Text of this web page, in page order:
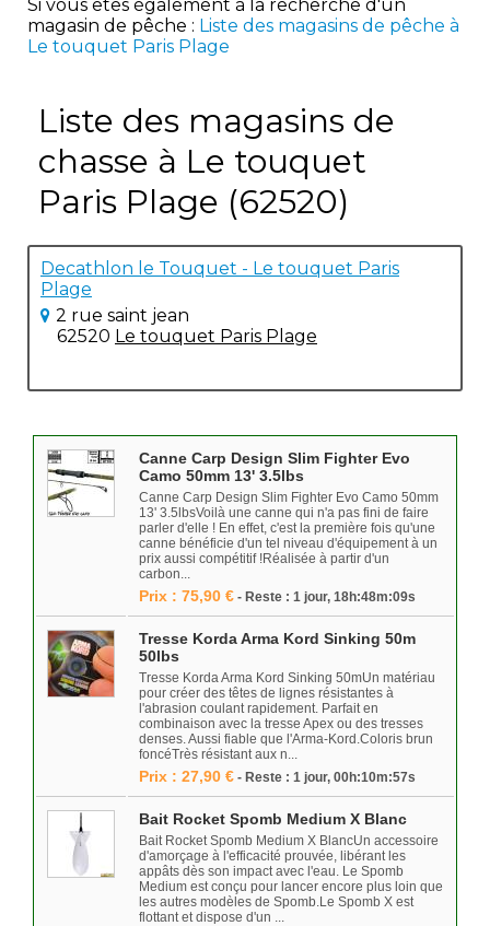
Si vous êtes également à la recherche d'un
magasin de pêche : Liste des magasins de pêche à
Le touquet Paris Plage
Liste des magasins de
chasse à Le touquet
Paris Plage (62520)
Decathlon le Touquet - Le touquet Paris
Plage
2 rue saint jean
62520 Le touquet Paris Plage
Canne Carp Design Slim Fighter Evo
Camo 50mm 13' 3.5lbs
Canne Carp Design Slim Fighter Evo Camo 50mm
13' 3.5lbsVoilà une canne qui n'a pas fini de faire
parler d'elle ! En effet, c'est la première fois qu'une
canne bénéficie d'un tel niveau d'équipement à un
prix aussi compétitif !Réalisée à partir d'un
carbon...
Prix : 75,90 € - Reste : 1 jour, 18h:48m:09s
Tresse Korda Arma Kord Sinking 50m
50lbs
Tresse Korda Arma Kord Sinking 50mUn matériau
pour créer des têtes de lignes résistantes à
l'abrasion coulant rapidement. Parfait en
combinaison avec la tresse Apex ou des tresses
denses. Aussi fiable que l'Arma-Kord.Coloris brun
foncéTrès résistant aux n...
Prix : 27,90 € - Reste : 1 jour, 00h:10m:57s
Bait Rocket Spomb Medium X Blanc
Bait Rocket Spomb Medium X BlancUn accessoire
d'amorçage à l'efficacité prouvée, libérant les
appâts dès son impact avec l'eau. Le Spomb
Medium est conçu pour lancer encore plus loin que
les autres modèles de Spomb.Le Spomb X est
flottant et dispose d'un ...